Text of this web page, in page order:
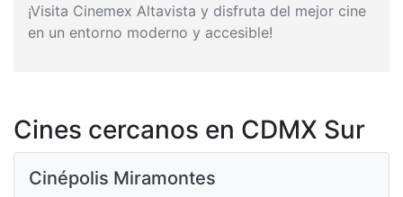
¡Visita Cinemex Altavista y disfruta del mejor cine
en un entorno moderno y accesible!
Cines cercanos en CDMX Sur
Cinépolis Miramontes